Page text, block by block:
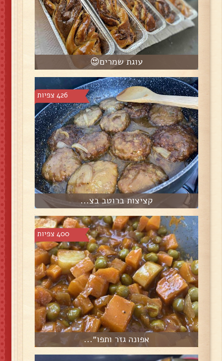
עוגת שמרים😍
426 צפיות
קציצות ברוטב בצ...
400 צפיות
אפונה גזר ותפו״...